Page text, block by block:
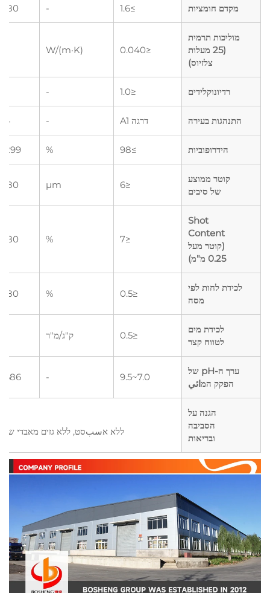
מקדם חומציות ≥1.6
-
מוליכות תרמית
(25 מעלות
צלזיוס)
≤0.040
W/(m·K)
רדיונוקלידים ≤1.0
-
התנהגות בעירה דרגה A1 -
הידרופוביות ≥98
%
קוטר ממוצע
של סיבים
≤6
μm
Shot
Content
(קוטר מעל
0.25 מ"מ)
≤7
%
לכידת לחות לפי
מסה
≤0.5
%
לכידת מים
לטווח קצר
≤0.5 ק"ג/מ"ר
ערך ה-pH של
הפקק המائي
7.0~9.5
-
הגנה על
הסביבה
ובריאות
ללא אسبסט, ללא גזים מאבדי